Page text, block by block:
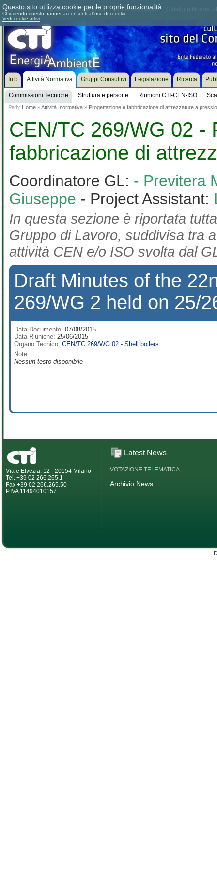
Chi siamo Dove siamo Contattaci Come associarsi
Info Attività Normativa
Commissioni Tecniche Struttura e persone Riunioni CTI-CEN-ISO
Gruppi Consultivi Legislazione Ricerca
Path: Home »Attività normativa » Progettazione e fabbricazione di attrezzature a
CEN/TC 269/WG 02 -
fabbricazione di
Coordinatore GL: - Previtera
Giuseppe - Project Assistant:
In questa sezione è riportata
Gruppo di Lavoro, suddivisa tra
attività CEN e/o ISO svolta dal
Draft Minutes of the
269/WG 2 held on 25/
Data Documento: 07/08/2015
Data Riunione: 25/06/2015
Organo Tecnico: CEN/TC 269/WG 02 - Shell boilers
Note:
Nessun testo disponibile
Viale Elvezia, 12 - 20154 Milano
Tel. +39 02 266.265.1
Fax +39 02 266.265.50
P.IVA 11494010157
Latest News
VOTAZIONE TELEMATICA
Archivio News
Questo sito utilizza cookie per le proprie funzionalità
Chiudendo questo banner acconsenti all'uso dei cookie.
Vedi cookie attivi